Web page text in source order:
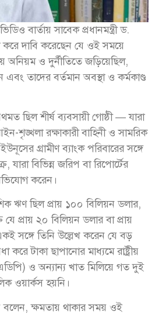
বার্তায় সাবেক প্রধানমন্ত্রী ড.
করে দাবি করেছেন যে ওই সময়ে
অনিয়ম ও দুর্নীতিতে জড়িয়েছিল,
তাদের বর্তমান অবস্থা ও কর্মকাণ্ড
ছিল শীর্ষ ব্যবসায়ী গোষ্ঠী — যারা
শৃঙ্খলা রক্ষাকারী বাহিনী ও সামরিক
গ্রামীণ ব্যাংক পরিবারের সঙ্গে
বিভিন্ন জরিপ বা রিপোর্টের
করেন।
ঋণ ছিল প্রায় ১০০ বিলিয়ন ডলার,
প্রায় ২০ বিলিয়ন ডলার বা প্রায়
সঙ্গে তিনি উল্লেখ করেন যে বড়
টাকা ছাপানোর মাধ্যমে রাষ্ট্রীয়
ও অন্যান্য খাত মিলিয়ে গত দুই
ওয়ার্কস হয়নি।
বলেন, ক্ষমতায় থাকার সময় ওই